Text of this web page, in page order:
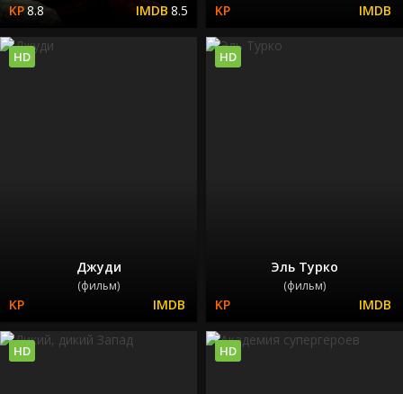
8.8 8.5
Джуди
(фильм)
HD
Эль Турко
(фильм)
HD
HD HD